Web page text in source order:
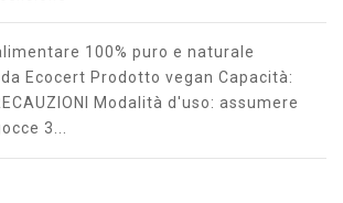
100% puro e naturale
Ecocert Prodotto vegan Capacità:
Modalità d'uso: assumere
3...